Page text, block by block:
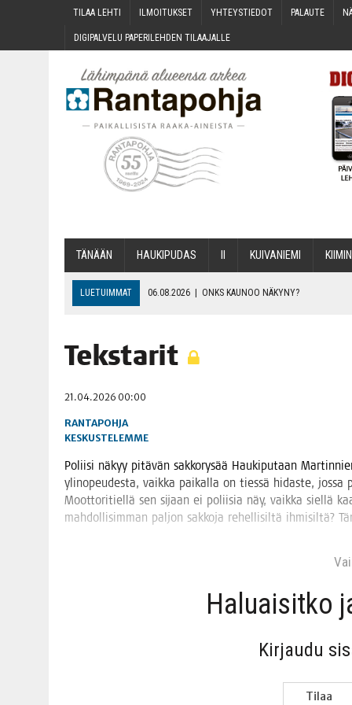
TILAA LEH­TI ILMOI­TUK­SET YHTEYS­TIE­DOT PALAU­TE
DIGI­PAL­VE­LU PAPE­RI­LEH­DEN TILAAJALLE
TÄNÄÄN HAU­KI­PU­DAS KUI­VA­NIE­MI
LUETUIMMAT 06.08.2026 | ONKS KAU­NOO NÄKYNY?
06.08.2026 | OPIN­TOI­HIN KAN­SA­LAIS­OPIS­TOS­SA VOI SAA­DA
06.08.2026 | KII­MIN­KI­PÄI­VÄT JÄR­JES­TE­TÄÄN PERIN­TEI­TÄ
Teks­ta­rit
21.04.2026 00:00
RANTAPOHJA
KESKUSTELEMME
Polii­si näkyy pitä­vän sak­ko­ry­sää Hau­ki­pu­taan
yli­no­peu­des­ta, vaik­ka pai­kal­la on ties­sä hidas­te,
Moot­to­ri­tiel­lä sen sijaan ei polii­sia näy, vaik­ka siel­lä
mah­dol­li­sim­man pal­jon sak­ko­ja rehel­li­sil­tä ihmi­sil­tä?
Haluai­sit­ko
Kir­jau­du
Tilaa